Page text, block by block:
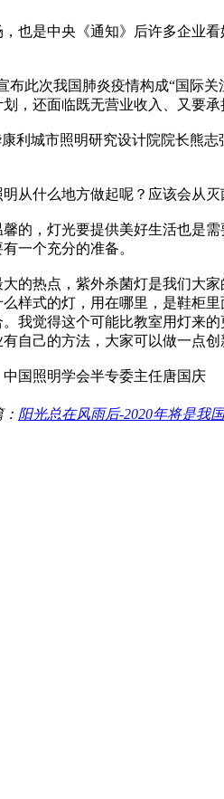
也是中央《通知》后许多企业
此次我国肺炎疫情构成“国际
，还面临既无营业收入、又要
城市照明研究设计院院长熊志
从什么地方做起呢？应该会从
的，灯光要提供美好生活也是
一个充分的准备。
的热点，紫外杀菌灯是我们大
样式的灯，用在哪里，是鞋柜
我觉得这个可能比教室用灯来
自己的方法，大家可以做一点创
国照明学会半专委主任唐国庆
阳光总在风雨后-2020年将是我